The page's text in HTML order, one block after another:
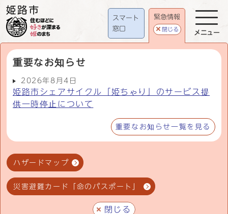
スマート
窓口
緊急情報
閉じる
重要なお知らせ
2026年8月4日
姫路市シェアサイクル「姫ちゃり」のサービス提
供一時停止について
重要なお知らせ一覧を見る
ハザードマップ
災害避難カード「命のパスポート」
閉じる
メニュー